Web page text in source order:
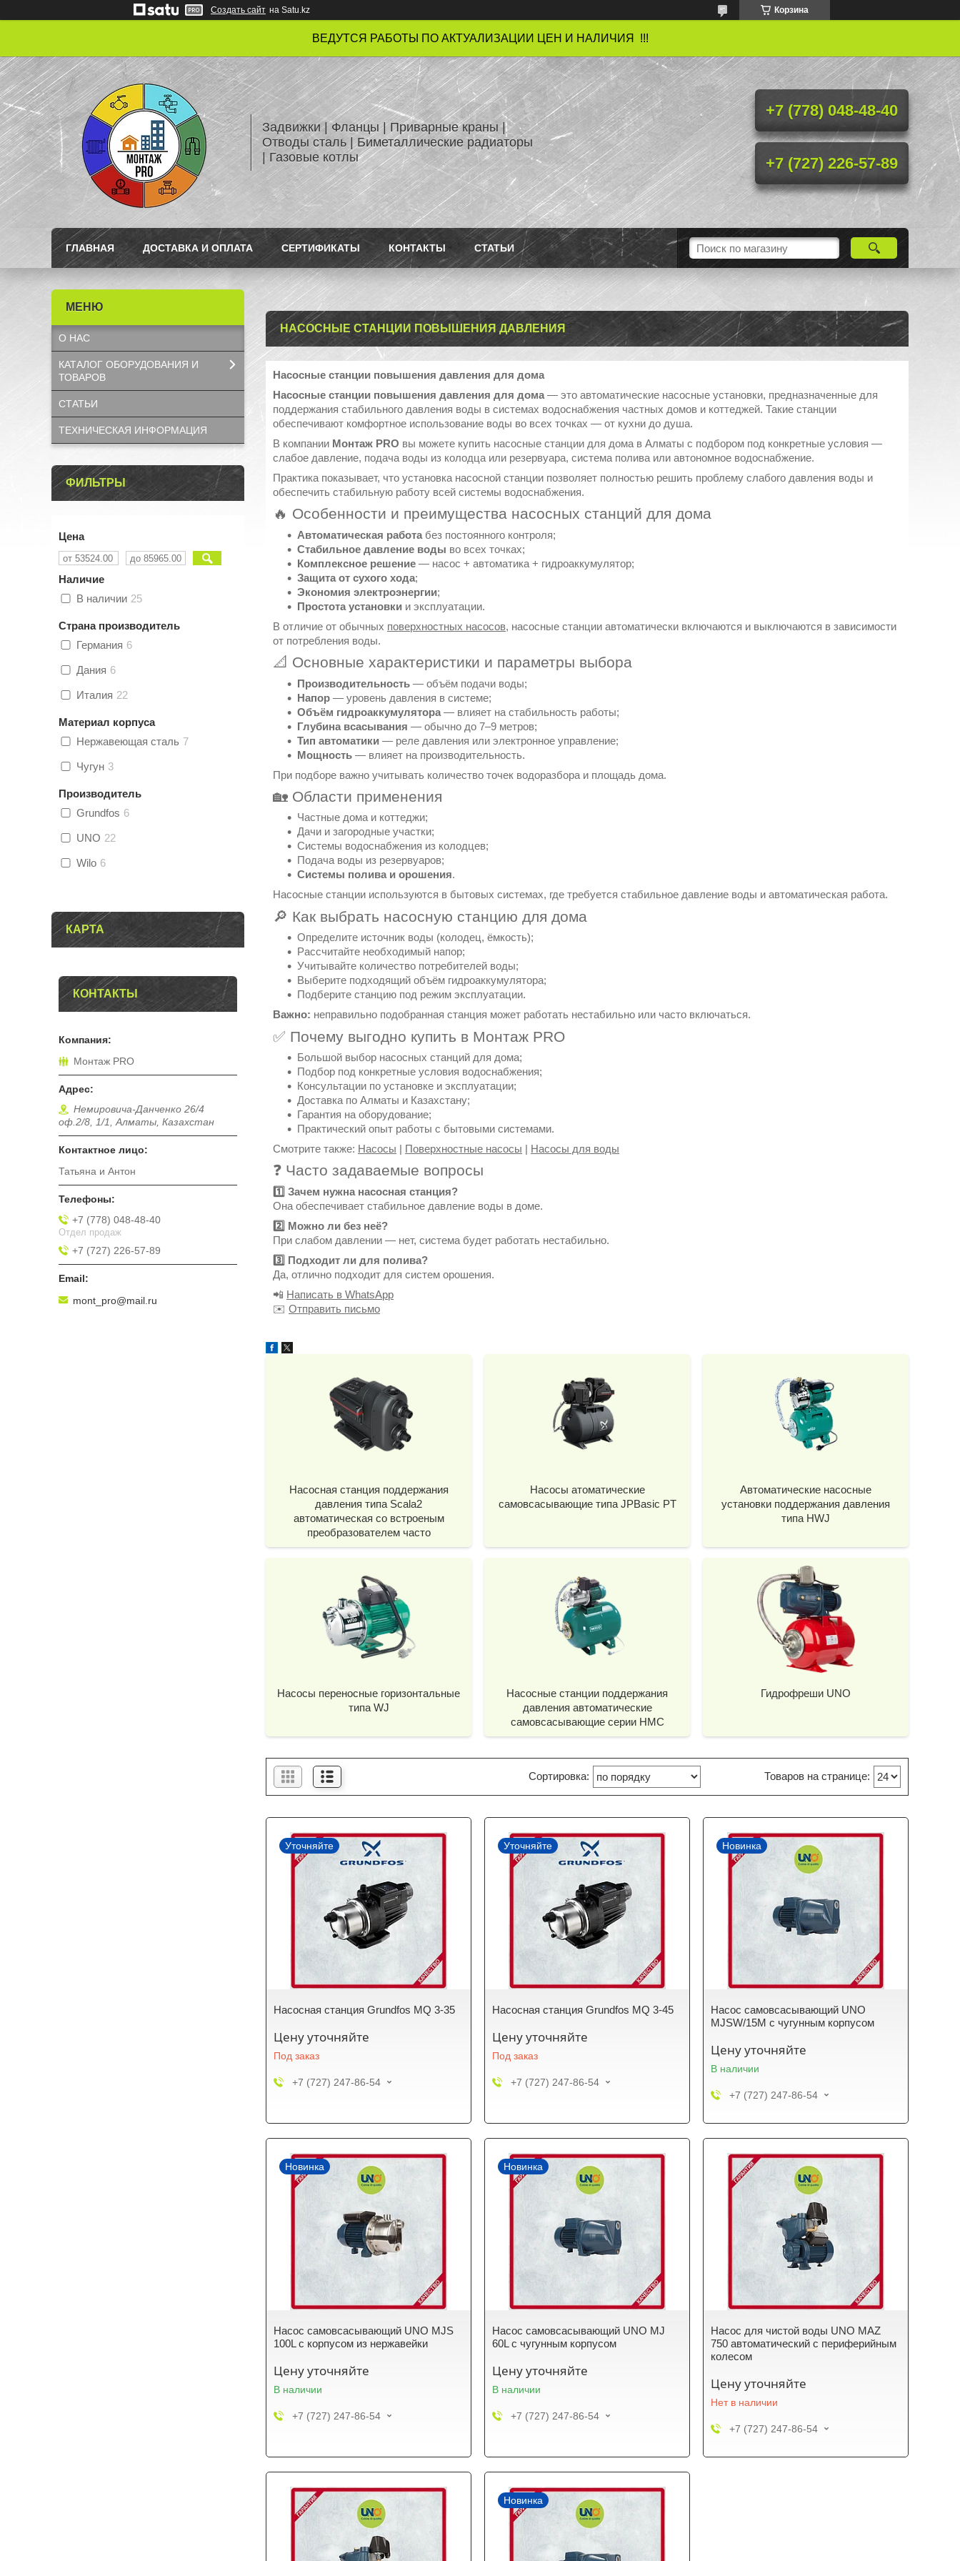
Создать сайт на Satu.kz Корзина
ВЕДУТСЯ РАБОТЫ ПО АКТУАЛИЗАЦИИ ЦЕН И НАЛИЧИЯ !!!
Задвижки | Фланцы | Приварные краны |
Отводы сталь | Биметаллические радиаторы
| Газовые котлы
+7 (778) 048-48-40
+7 (727) 226-57-89
ГЛАВНАЯ ДОСТАВКА И ОПЛАТА СЕРТИФИКАТЫ КОНТАКТЫ СТАТЬИ
НАСОСНЫЕ СТАНЦИИ ПОВЫШЕНИЯ ДАВЛЕНИЯ
Насосные станции повышения давления для дома
Насосные станции повышения давления для дома — это автоматические насосные установки, предназначенные для
поддержания стабильного давления воды в системах водоснабжения частных домов и коттеджей. Такие станции
обеспечивают комфортное использование воды во всех точках — от кухни до душа.
В компании Монтаж PRO вы можете купить насосные станции для дома в Алматы с подбором под конкретные условия —
слабое давление, подача воды из колодца или резервуара, система полива или автономное водоснабжение.
Практика показывает, что установка насосной станции позволяет полностью решить проблему слабого давления воды и
обеспечить стабильную работу всей системы водоснабжения.
🔥 Особенности и преимущества насосных станций для дома
Автоматическая работа без постоянного контроля;
Стабильное давление воды во всех точках;
Комплексное решение — насос + автоматика + гидроаккумулятор;
Защита от сухого хода;
Экономия электроэнергии;
Простота установки и эксплуатации.
В отличие от обычных поверхностных насосов, насосные станции автоматически включаются и выключаются в зависимости
от потребления воды.
📐 Основные характеристики и параметры выбора
Производительность — объём подачи воды;
Напор — уровень давления в системе;
Объём гидроаккумулятора — влияет на стабильность работы;
Глубина всасывания — обычно до 7–9 метров;
Тип автоматики — реле давления или электронное управление;
Мощность — влияет на производительность.
При подборе важно учитывать количество точек водоразбора и площадь дома.
🏡 Области применения
Частные дома и коттеджи;
Дачи и загородные участки;
Системы водоснабжения из колодцев;
Подача воды из резервуаров;
Системы полива и орошения.
Насосные станции используются в бытовых системах, где требуется стабильное давление воды и автоматическая работа.
🔎 Как выбрать насосную станцию для дома
Определите источник воды (колодец, ёмкость);
Рассчитайте необходимый напор;
Учитывайте количество потребителей воды;
Выберите подходящий объём гидроаккумулятора;
Подберите станцию под режим эксплуатации.
Важно: неправильно подобранная станция может работать нестабильно или часто включаться.
✅ Почему выгодно купить в Монтаж PRO
Большой выбор насосных станций для дома;
Подбор под конкретные условия водоснабжения;
Консультации по установке и эксплуатации;
Доставка по Алматы и Казахстану;
Гарантия на оборудование;
Практический опыт работы с бытовыми системами.
Смотрите также: Насосы | Поверхностные насосы | Насосы для воды
❓ Часто задаваемые вопросы
1️⃣ Зачем нужна насосная станция?
Она обеспечивает стабильное давление воды в доме.
2️⃣ Можно ли без неё?
При слабом давлении — нет, система будет работать нестабильно.
3️⃣ Подходит ли для полива?
Да, отлично подходит для систем орошения.
📲 Написать в WhatsApp
✉️ Отправить письмо
Насосная станция поддержания
давления типа Sсala2
автоматическая со встроеным
преобразователем часто
Насосы атоматические
самовсасывающие типа JPBasic PT
Автоматические насосные
установки поддержания давления
типа HWJ
Насосы переносные горизонтальные
типа WJ
Насосные станции поддержания
давления автоматические
самовсасывающие серии HMС
Гидрофреши UNO
Уточняйте
Насосная станция Grundfos MQ 3-35
Цену уточняйте
Под заказ
+7 (727) 247-86-54
Уточняйте
Насосная станция Grundfos MQ 3-45
Цену уточняйте
Под заказ
+7 (727) 247-86-54
Новинка
Насос самовсасывающий UNO
MJSW/15M с чугунным корпусом
Цену уточняйте
В наличии
+7 (727) 247-86-54
Новинка
Насос самовсасывающий UNO MJS
100L с корпусом из нержавейки
Цену уточняйте
В наличии
+7 (727) 247-86-54
Новинка
Насос самовсасывающий UNO MJ
60L с чугунным корпусом
Цену уточняйте
В наличии
+7 (727) 247-86-54
Насос для чистой воды UNO MAZ
750 автоматический с периферийным
колесом
Цену уточняйте
Нет в наличии
+7 (727) 247-86-54
Новинка
О НАС
КАТАЛОГ OБОРУДОВАНИЯ И
ТОВАРОВ
СТАТЬИ
ТЕХНИЧЕСКАЯ ИНФОРМАЦИЯ
ФИЛЬТРЫ
Цена
Наличие
В наличии 25
Страна производитель
Германия 6
Дания 6
Италия 22
Материал корпуса
Нержавеющая сталь 7
Чугун 3
Производитель
Grundfos 6
UNO 22
Wilo 6
КАРТА
КОНТАКТЫ
Монтаж PRO
Немировича-Данченко 26/4
оф.2/8, 1/1, Алматы, Казахстан
Татьяна и Антон
+7 (778) 048-48-40
Отдел продаж
+7 (727) 226-57-89
mont_pro@mail.ru